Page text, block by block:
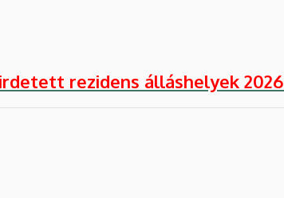
rezidens álláshelyek